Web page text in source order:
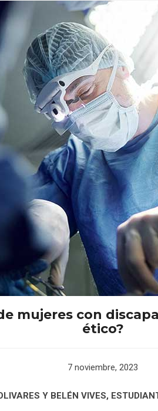
mujeres con
ético?
7 noviembre, 2023
Y BELÉN VIVES,